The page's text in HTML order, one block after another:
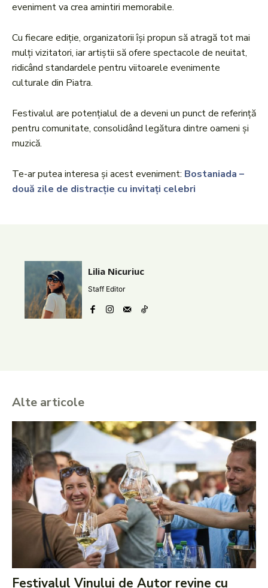
eveniment va crea amintiri memorabile.
Cu fiecare ediție, organizatorii își propun să atragă tot mai
mulți vizitatori, iar artiștii să ofere spectacole de neuitat,
ridicând standardele pentru viitoarele evenimente
culturale din Piatra.
Festivalul are potențialul de a deveni un punct de referință
pentru comunitate, consolidând legătura dintre oameni și
muzică.
Te-ar putea interesa și acest eveniment: Bostaniada –
două zile de distracție cu invitați celebri
Lilia Nicuriuc
Staff Editor
Alte articole
Festivalul Vinului de Autor revine cu